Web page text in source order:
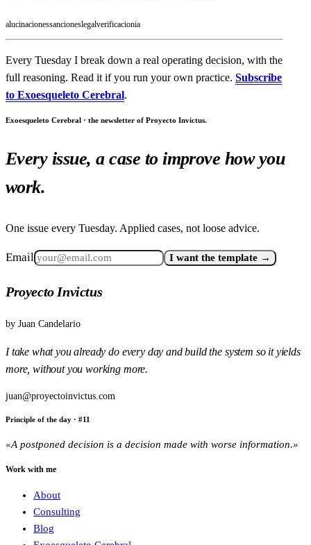
alucinacionessancioneslegalverificacionia
Every Tuesday I break down a real operating decision, with the
full reasoning. Read it if you run your own practice. Subscribe
to Exoesqueleto Cerebral.
Exoesqueleto Cerebral · the newsletter of Proyecto Invictus.
Every issue, a case to improve how you
work.
One issue every Tuesday. Applied cases, not loose advice.
Email I want the template →
Proyecto Invictus
by Juan Candelario
I take what you already do every day and build the system so it yields
more, without you working more.
juan@proyectoinvictus.com
Principle of the day · #11
«A postponed decision is a decision made with worse information.»
Work with me
About
Consulting
Blog